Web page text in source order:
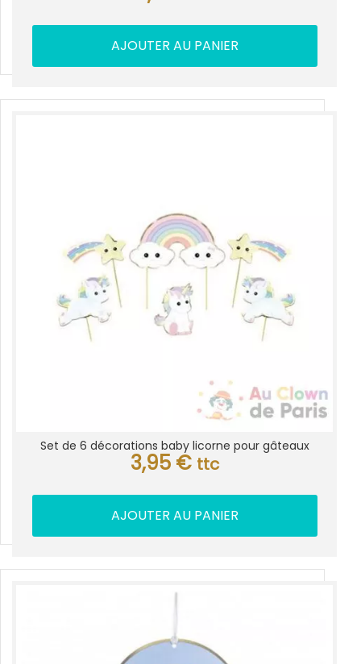
AJOUTER AU PANIER
Set de 6 décorations baby licorne pour gâteaux
3,95 € ttc
AJOUTER AU PANIER